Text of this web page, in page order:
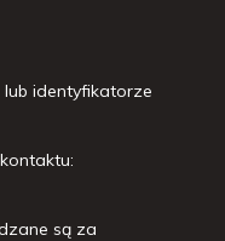
identyfikatorze
są za